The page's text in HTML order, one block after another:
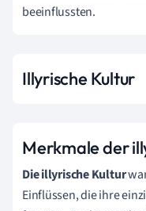
beeinflussten.
Illyrische Kultur
Merkmale der
Die illyrische Kultur
Einflüssen, die ihre